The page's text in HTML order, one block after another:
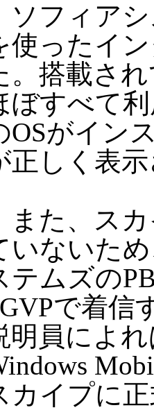
フィアシ
使ったイ
。搭載さ
ぼすべて
OSがイン
正しく表
た、スカ
いないた
テムズの
で着信
明員によ
カイプに